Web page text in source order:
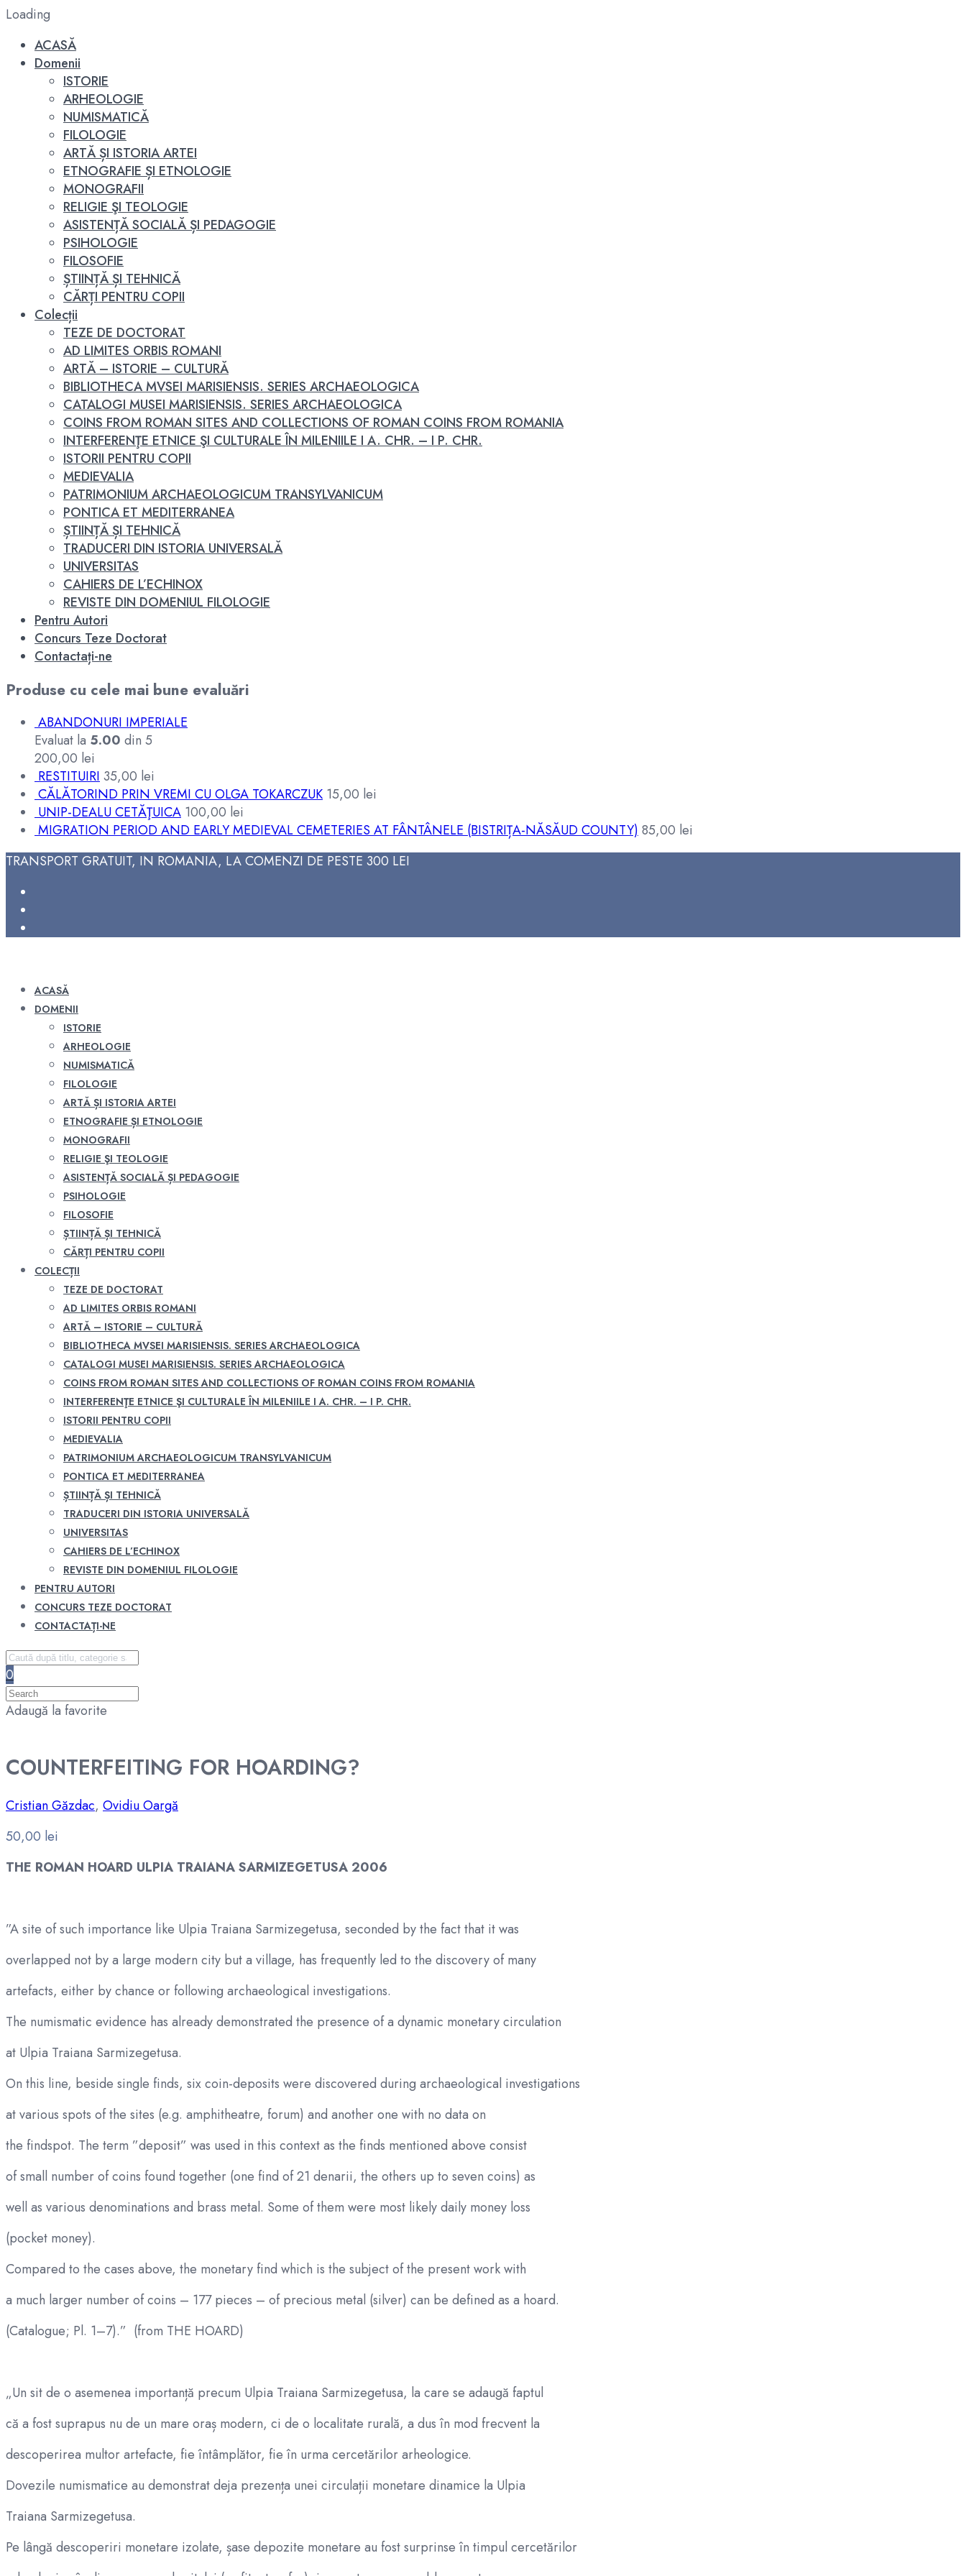
Loading
ACASĂ
Domenii
ISTORIE
ARHEOLOGIE
NUMISMATICĂ
FILOLOGIE
ARTĂ ȘI ISTORIA ARTEI
ETNOGRAFIE ȘI ETNOLOGIE
MONOGRAFII
RELIGIE ŞI TEOLOGIE
ASISTENȚĂ SOCIALĂ ȘI PEDAGOGIE
PSIHOLOGIE
FILOSOFIE
ȘTIINȚĂ ȘI TEHNICĂ
CĂRȚI PENTRU COPII
Colecții
TEZE DE DOCTORAT
AD LIMITES ORBIS ROMANI
ARTĂ – ISTORIE – CULTURĂ
BIBLIOTHECA MVSEI MARISIENSIS. SERIES ARCHAEOLOGICA
CATALOGI MUSEI MARISIENSIS. SERIES ARCHAEOLOGICA
COINS FROM ROMAN SITES AND COLLECTIONS OF ROMAN COINS FROM ROMANIA
INTERFERENŢE ETNICE ŞI CULTURALE ÎN MILENIILE I A. CHR. – I P. CHR.
ISTORII PENTRU COPII
MEDIEVALIA
PATRIMONIUM ARCHAEOLOGICUM TRANSYLVANICUM
PONTICA ET MEDITERRANEA
ȘTIINȚĂ ȘI TEHNICĂ
TRADUCERI DIN ISTORIA UNIVERSALĂ
UNIVERSITAS
CAHIERS DE L’ECHINOX
REVISTE DIN DOMENIUL FILOLOGIE
Pentru Autori
Concurs Teze Doctorat
Contactați-ne
Produse cu cele mai bune evaluări
ABANDONURI IMPERIALE
Evaluat la 5.00 din 5
200,00 lei
RESTITUIRI 35,00 lei
CĂLĂTORIND PRIN VREMI CU OLGA TOKARCZUK 15,00 lei
UNIP-DEALU CETĂŢUICA 100,00 lei
MIGRATION PERIOD AND EARLY MEDIEVAL CEMETERIES AT FÂNTÂNELE (BISTRIȚA-NĂSĂUD COUNTY) 85,00 lei
TRANSPORT GRATUIT, IN ROMANIA, LA COMENZI DE PESTE 300 LEI
ACASĂ
DOMENII
ISTORIE
ARHEOLOGIE
NUMISMATICĂ
FILOLOGIE
ARTĂ ȘI ISTORIA ARTEI
ETNOGRAFIE ȘI ETNOLOGIE
MONOGRAFII
RELIGIE ŞI TEOLOGIE
ASISTENȚĂ SOCIALĂ ȘI PEDAGOGIE
PSIHOLOGIE
FILOSOFIE
ȘTIINȚĂ ȘI TEHNICĂ
CĂRȚI PENTRU COPII
COLECȚII
TEZE DE DOCTORAT
AD LIMITES ORBIS ROMANI
ARTĂ – ISTORIE – CULTURĂ
BIBLIOTHECA MVSEI MARISIENSIS. SERIES ARCHAEOLOGICA
CATALOGI MUSEI MARISIENSIS. SERIES ARCHAEOLOGICA
COINS FROM ROMAN SITES AND COLLECTIONS OF ROMAN COINS FROM ROMANIA
INTERFERENŢE ETNICE ŞI CULTURALE ÎN MILENIILE I A. CHR. – I P. CHR.
ISTORII PENTRU COPII
MEDIEVALIA
PATRIMONIUM ARCHAEOLOGICUM TRANSYLVANICUM
PONTICA ET MEDITERRANEA
ȘTIINȚĂ ȘI TEHNICĂ
TRADUCERI DIN ISTORIA UNIVERSALĂ
UNIVERSITAS
CAHIERS DE L’ECHINOX
REVISTE DIN DOMENIUL FILOLOGIE
PENTRU AUTORI
CONCURS TEZE DOCTORAT
CONTACTAȚI-NE
0
Adaugă la favorite
COUNTERFEITING FOR HOARDING?
Cristian Găzdac, Ovidiu Oargă
50,00 lei
THE ROMAN HOARD ULPIA TRAIANA SARMIZEGETUSA 2006
”A site of such importance like Ulpia Traiana Sarmizegetusa, seconded by the fact that it was
overlapped not by a large modern city but a village, has frequently led to the discovery of many
artefacts, either by chance or following archaeological investigations.
The numismatic evidence has already demonstrated the presence of a dynamic monetary circulation
at Ulpia Traiana Sarmizegetusa.
On this line, beside single finds, six coin-deposits were discovered during archaeological investigations
at various spots of the sites (e.g. amphitheatre, forum) and another one with no data on
the findspot. The term ”deposit” was used in this context as the finds mentioned above consist
of small number of coins found together (one find of 21 denarii, the others up to seven coins) as
well as various denominations and brass metal. Some of them were most likely daily money loss
(pocket money).
Compared to the cases above, the monetary find which is the subject of the present work with
a much larger number of coins – 177 pieces – of precious metal (silver) can be defined as a hoard.
(Catalogue; Pl. 1–7).” (from THE HOARD)
„Un sit de o asemenea importanță precum Ulpia Traiana Sarmizegetusa, la care se adaugă faptul
că a fost suprapus nu de un mare oraș modern, ci de o localitate rurală, a dus în mod frecvent la
descoperirea multor artefacte, fie întâmplător, fie în urma cercetărilor arheologice.
Dovezile numismatice au demonstrat deja prezența unei circulații monetare dinamice la Ulpia
Traiana Sarmizegetusa.
Pe lângă descoperiri monetare izolate, șase depozite monetare au fost surprinse în timpul cercetărilor